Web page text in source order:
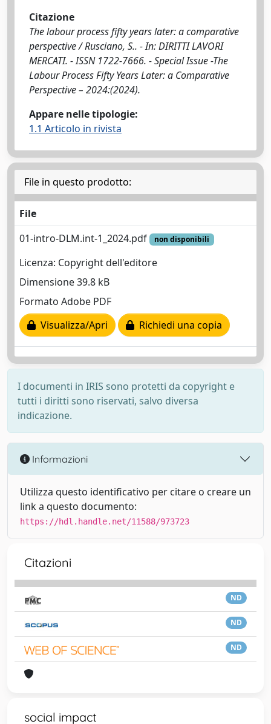
Citazione
The labour process fifty years later: a comparative
perspective / Rusciano, S.. - In: DIRITTI LAVORI
MERCATI. - ISSN 1722-7666. - Special Issue -The
Labour Process Fifty Years Later: a Comparative
Perspective – 2024:(2024).
Appare nelle tipologie:
1.1 Articolo in rivista
File in questo prodotto:
File
01-intro-DLM.int-1_2024.pdf
non disponibili
Licenza: Copyright dell'editore
Dimensione 39.8 kB
Formato Adobe PDF
Visualizza/Apri
Richiedi una copia
I documenti in IRIS sono protetti da copyright e
tutti i diritti sono riservati, salvo diversa
indicazione.
Informazioni
Utilizza questo identificativo per citare o creare un
link a questo documento:
https://hdl.handle.net/11588/973723
Citazioni
ND
ND
ND
social impact